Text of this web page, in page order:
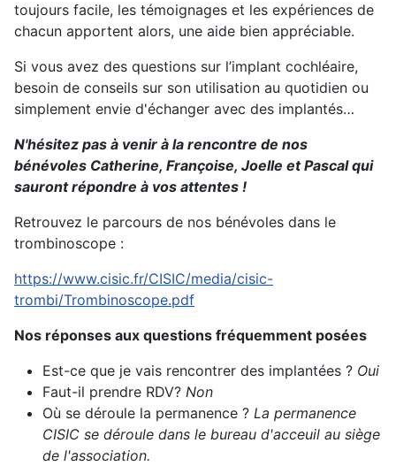
toujours facile, les témoignages et les expériences de
chacun apportent alors, une aide bien appréciable.
Si vous avez des questions sur l’implant cochléaire,
besoin de conseils sur son utilisation au quotidien ou
simplement envie d'échanger avec des implantés…
N'hésitez pas à venir à la rencontre de nos
bénévoles Catherine, Françoise, Joelle et Pascal qui
sauront répondre à vos attentes !
Retrouvez le parcours de nos bénévoles dans le
trombinoscope :
https://www.cisic.fr/CISIC/media/cisic-
trombi/Trombinoscope.pdf
Nos réponses aux questions fréquemment posées
Est-ce que je vais rencontrer des implantées ? Oui
Faut-il prendre RDV? Non
Où se déroule la permanence ? La permanence
CISIC se déroule dans le bureau d'acceuil au siège
de l'association.